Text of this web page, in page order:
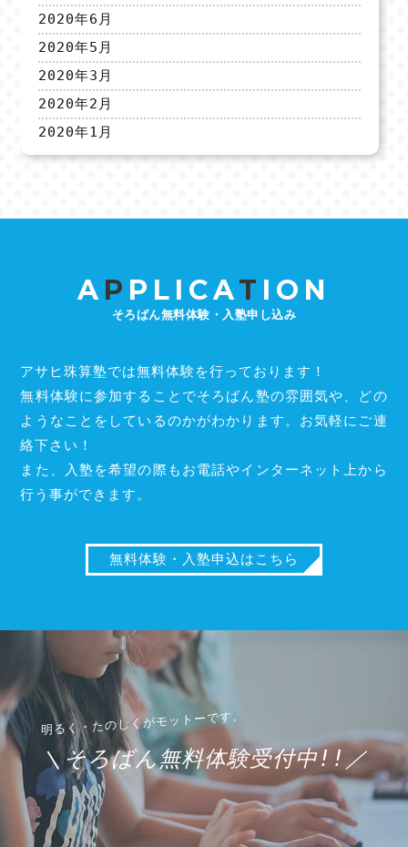
2020年6月
2020年5月
2020年3月
2020年2月
2020年1月
A P PLICAT ION
そろばん無料体験・入塾申し込み
アサヒ珠算塾では無料体験を行っております！
無料体験に参加することでそろばん塾の雰囲気や、どの
ようなことをしているのかがわかります。お気軽にご連
絡下さい！
また、入塾を希望の際もお電話やインターネット上から
行う事ができます。
無料体験・入塾申込はこちら
＼そろばん無料体験受付中!!／